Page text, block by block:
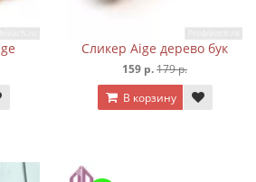
Сликер Aige дерево бук
159 р.179 р.
В корзину